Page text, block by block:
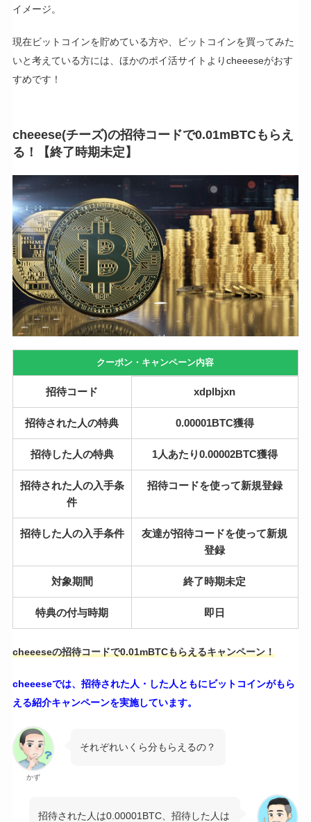
イメージ。
現在ビットコインを貯めている方や、ビットコインを買ってみた
いと考えている方には、ほかのポイ活サイトよりcheeeseがおす
すめです！
cheeese(チーズ)の招待コードで0.01mBTCもらえ
る！【終了時期未定】
クーポン・キャンペーン内容
招待コード xdplbjxn
招待された人の特典 0.00001BTC獲得
招待した人の特典 1人あたり0.00002BTC獲得
招待された人の入手条
件
招待コードを使って新規登録
招待した人の入手条件
友達が招待コードを使って新規
登録
対象期間 終了時期未定
特典の付与時期 即日
cheeeseの招待コードで0.01mBTCもらえるキャンペーン！
cheeeseでは、招待された人・した人ともにビットコインがもら
える紹介キャンペーンを実施しています。
かず
それぞれいくら分もらえるの？
招待された人は0.00001BTC、招待した人は